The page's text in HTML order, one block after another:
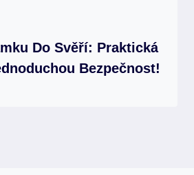
Do Svěří: Praktická
Bezpečnost!